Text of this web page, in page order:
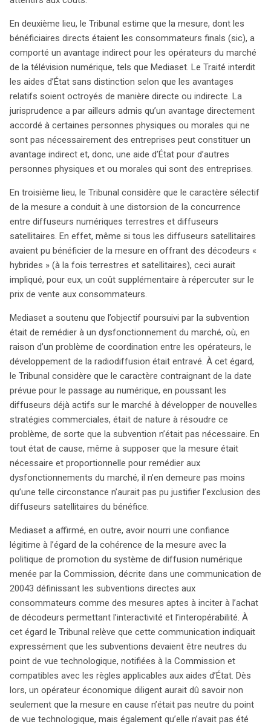
En deuxième lieu, le Tribunal estime que la mesure, dont les
bénéficiaires directs étaient les consommateurs finals (sic), a
comporté un avantage indirect pour les opérateurs du marché
de la télévision numérique, tels que Mediaset. Le Traité interdit
les aides d’État sans distinction selon que les avantages
relatifs soient octroyés de manière directe ou indirecte. La
jurisprudence a par ailleurs admis qu’un avantage directement
accordé à certaines personnes physiques ou morales qui ne
sont pas nécessairement des entreprises peut constituer un
avantage indirect et, donc, une aide d’État pour d’autres
personnes physiques et ou morales qui sont des entreprises.
En troisième lieu, le Tribunal considère que le caractère sélectif
de la mesure a conduit à une distorsion de la concurrence
entre diffuseurs numériques terrestres et diffuseurs
satellitaires. En effet, même si tous les diffuseurs satellitaires
avaient pu bénéficier de la mesure en offrant des décodeurs «
hybrides » (à la fois terrestres et satellitaires), ceci aurait
impliqué, pour eux, un coût supplémentaire à répercuter sur le
prix de vente aux consommateurs.
Mediaset a soutenu que l’objectif poursuivi par la subvention
était de remédier à un dysfonctionnement du marché, où, en
raison d’un problème de coordination entre les opérateurs, le
développement de la radiodiffusion était entravé. À cet égard,
le Tribunal considère que le caractère contraignant de la date
prévue pour le passage au numérique, en poussant les
diffuseurs déjà actifs sur le marché à développer de nouvelles
stratégies commerciales, était de nature à résoudre ce
problème, de sorte que la subvention n’était pas nécessaire. En
tout état de cause, même à supposer que la mesure était
nécessaire et proportionnelle pour remédier aux
dysfonctionnements du marché, il n’en demeure pas moins
qu’une telle circonstance n’aurait pas pu justifier l’exclusion des
diffuseurs satellitaires du bénéfice.
Mediaset a affirmé, en outre, avoir nourri une confiance
légitime à l’égard de la cohérence de la mesure avec la
politique de promotion du système de diffusion numérique
menée par la Commission, décrite dans une communication de
20043 définissant les subventions directes aux
consommateurs comme des mesures aptes à inciter à l’achat
de décodeurs permettant l’interactivité et l’interopérabilité. À
cet égard le Tribunal relève que cette communication indiquait
expressément que les subventions devaient être neutres du
point de vue technologique, notifiées à la Commission et
compatibles avec les règles applicables aux aides d’État. Dès
lors, un opérateur économique diligent aurait dû savoir non
seulement que la mesure en cause n’était pas neutre du point
de vue technologique, mais également qu’elle n’avait pas été